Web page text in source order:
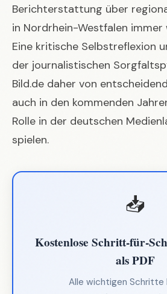
Berichterstattung über
in Nordrhein-Westfalen immer
Eine kritische Selbstreflexion
der journalistischen
Bild.de daher von
auch in den kommenden
Rolle in der deutschen
spielen.
📥
Kostenlose Schritt-für-
als PDF
Alle wichtigen Schritte